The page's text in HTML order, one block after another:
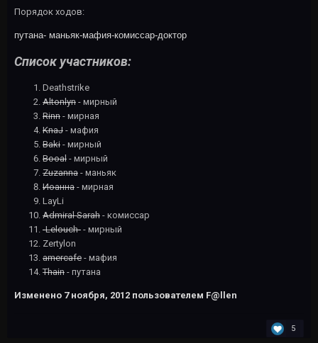
Порядок ходов:
путана- маньяк-мафия-комиссар-доктор
Список участников:
Deathstrike
Altonlyn - мирный
Rinn - мирная
KnaJ - мафия
Baki - мирный
Booal - мирный
Zuzanna - маньяк
Иоанна - мирная
LayLi
Admiral Sarah - комиссар
-Lelouch- - мирный
Zertylon
amercafe - мафия
Thain - путана
Изменено 7 ноября, 2012 пользователем F@llen
5